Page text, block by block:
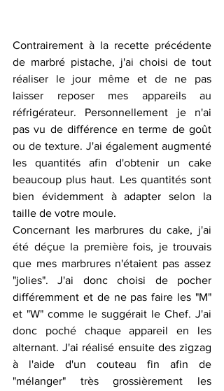
Contrairement à la recette précédente
de marbré pistache, j'ai choisi de tout
réaliser le jour même et de ne pas
laisser reposer mes appareils au
réfrigérateur. Personnellement je n'ai
pas vu de différence en terme de goût
ou de texture. J'ai également augmenté
les quantités afin d'obtenir un cake
beaucoup plus haut. Les quantités sont
bien évidemment à adapter selon la
taille de votre moule.
Concernant les marbrures du cake, j'ai
été déçue la première fois, je trouvais
que mes marbrures n'étaient pas assez
"jolies". J'ai donc choisi de pocher
différemment et de ne pas faire les "M"
et "W" comme le suggérait le Chef. J'ai
donc poché chaque appareil en les
alternant. J'ai réalisé ensuite des zigzag
à l'aide d'un couteau fin afin de
"mélanger" très grossièrement les